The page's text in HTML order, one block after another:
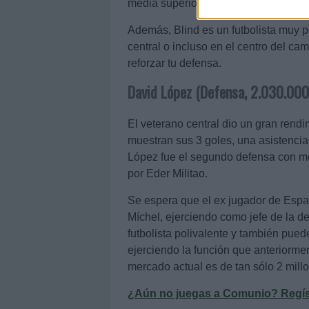
media superior al 7,2.
Además, Blind es un futbolista muy
central o incluso en el centro del
reforzar tu defensa.
David López (Defensa,
El veterano central dio un gran
muestran sus 3 goles, una
López fue el segundo defensa con
por Eder Militao.
Se espera que el ex jugador de
Míchel, ejerciendo como jefe de la
futbolista polivalente y también
ejerciendo la función que
mercado actual es de tan sólo 2
¿Aún no juegas a Comunio?